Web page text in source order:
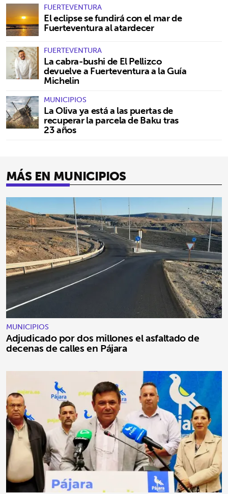
FUERTEVENTURA
El eclipse se fundirá con el mar de
Fuerteventura al atardecer
FUERTEVENTURA
La cabra-bushi de El Pellizco
devuelve a Fuerteventura a la Guía
Michelin
MUNICIPIOS
La Oliva ya está a las puertas de
recuperar la parcela de Baku tras
23 años
MÁS EN MUNICIPIOS
MUNICIPIOS
Adjudicado por dos millones el asfaltado de
decenas de calles en Pájara